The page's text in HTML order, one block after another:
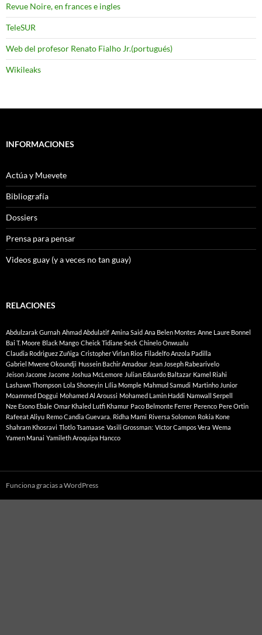
Revue Noire, en frances e ingles
TeleSUR
Web del profesor Renato Fialho Jr.(portugués)
Wikileaks
INFORMACIONES
Actúa y Muevete
Bibliografía
Dossiers
Prensa para pensar
Videos guay (y a veces no tan guay)
RELACIONES
Abdulzarak Gurnah Ahmad Abdulatif Amina Said Ana Belen Montes Anne Laure Bonnel
Bai T. Moore Black Mango Cheick Tidiane Seck Chinelo Onwualu
Claudia Rodriguez Zuñiga Cristopher Virlan Rios Filadelfo Anzola Padilla
Gabriel Mwene Okoundji Hussein Bachir Amadour Jean Joseph Rabearivelo
Jeison Jacome Jacome Joshua McLemore Julian Eduardo Baltazar Kamel Riahi
Lashawn Thompson Lola Shoneyin Lília Momple Mahmud Samudi Martinho Junior
Moammed Doggui Mohamed Al Aroussi Mohamed Lamin Haddi Namwall Serpell
Nze Esono Ebale Omar Khaled Lutfi Khamur Paco Belmonte Ferrer Perenco Pere Ortin
Rafeeat Aliyu Remo Candia Guevara. Ridha Mami Riversa Solomon Rokia Kone
Shahram Khosravi Tlotlo Tsamaase Vasili Grossman: Víctor Campos Vera Wema
Yamen Manai Yamileth Aroquipa Hancco
Funciona gracias a WordPress